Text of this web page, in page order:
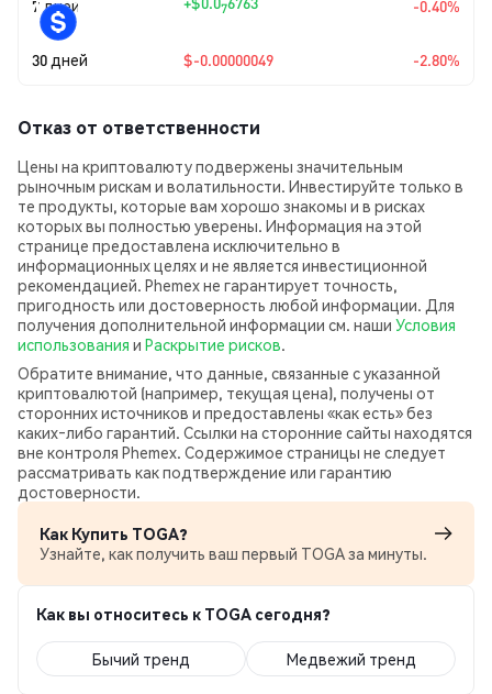
7 дней 7 -0.40%
30 дней $-0.00000049 -2.80%
Отказ от ответственности
Цены на криптовалюту подвержены значительным
рыночным рискам и волатильности. Инвестируйте только в
те продукты, которые вам хорошо знакомы и в рисках
которых вы полностью уверены. Информация на этой
странице предоставлена исключительно в
информационных целях и не является инвестиционной
рекомендацией. Phemex не гарантирует точность,
пригодность или достоверность любой информации. Для
получения дополнительной информации см. наши Условия
использования и Раскрытие рисков.
Обратите внимание, что данные, связанные с указанной
криптовалютой (например, текущая цена), получены от
сторонних источников и предоставлены «как есть» без
каких‑либо гарантий. Ссылки на сторонние сайты находятся
вне контроля Phemex. Содержимое страницы не следует
рассматривать как подтверждение или гарантию
достоверности.
Как Купить TOGA?
Узнайте, как получить ваш первый TOGA за минуты.
Как вы относитесь к TOGA сегодня?
Бычий тренд Медвежий тренд